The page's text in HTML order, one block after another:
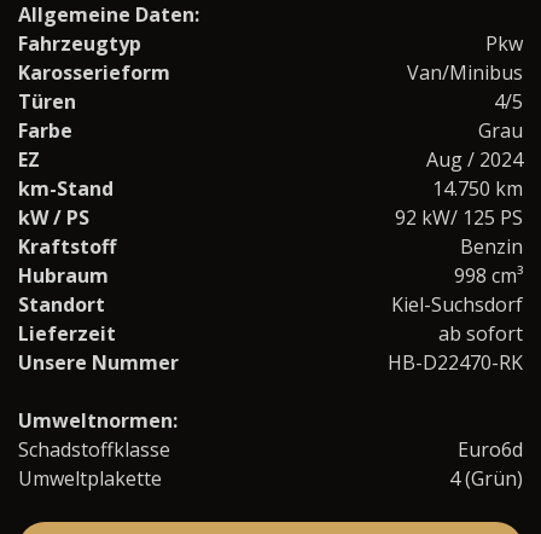
Allgemeine Daten:
Fahrzeugtyp
Pkw
Karosserieform
Van/Minibus
Türen
4/5
Farbe
Grau
EZ
Aug / 2024
km-Stand
14.750 km
kW / PS
92 kW/ 125 PS
Kraftstoff
Benzin
Hubraum
998 cm³
Standort
Kiel-Suchsdorf
Lieferzeit
ab sofort
Unsere Nummer
HB-D22470-RK
Umweltnormen:
Schadstoffklasse
Euro6d
Umweltplakette
4 (Grün)